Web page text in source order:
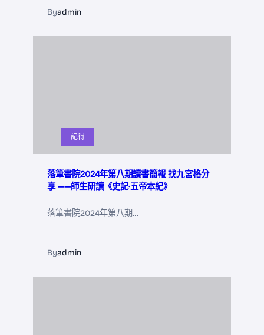
Byadmin
記得
落筆書院2024年第八期讀書簡報 找九宮格分
享 ——師生研讀《史記·五帝本紀》
落筆書院2024年第八期…
Byadmin